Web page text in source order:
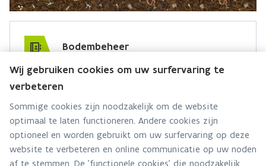
Bodembeheer
Hebt u een vraag voor dit team? Stel ze hier:
Via contact formulier
Alle contactgegevens
Adres
Wij gebruiken cookies om uw surfervaring te
verbeteren
Sommige cookies zijn noodzakelijk om de website
optimaal te laten functioneren. Andere cookies zijn
optioneel en worden gebruikt om uw surfervaring op deze
website te verbeteren en online communicatie op uw noden
af te stemmen. De 'functionele cookies' die noodzakelijk